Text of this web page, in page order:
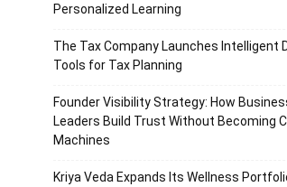
Personalized Learning
The Tax Company Launches Intelligent
Tools for Tax Planning
Founder Visibility Strategy: How
Leaders Build Trust Without Becoming
Machines
Kriya Veda Expands Its Wellness